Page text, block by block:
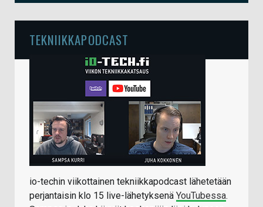
TEKNIIKKAPODCAST
io-techin viikottainen tekniikkapodcast lähetetään
perjantaisin klo 15 live-lähetyksenä YouTubessa.